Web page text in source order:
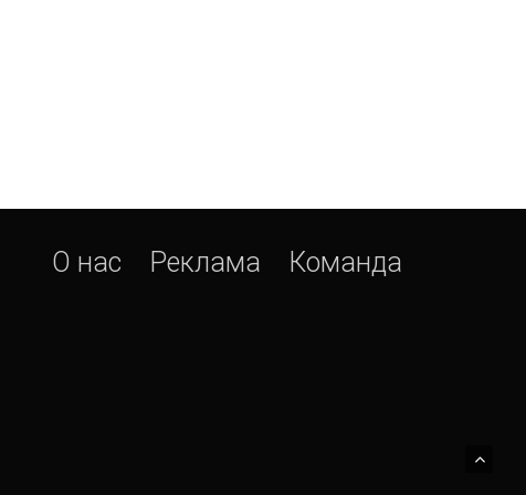
О нас Реклама Команда